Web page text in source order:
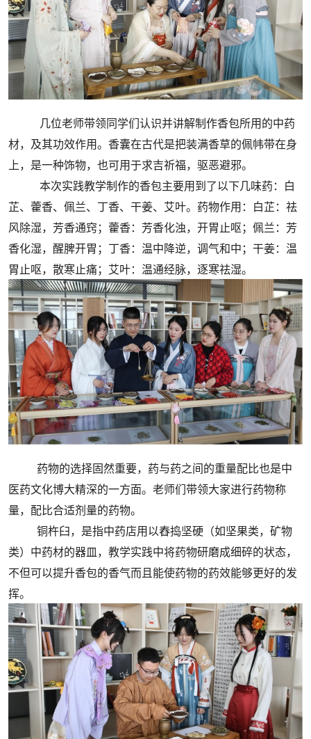
几位老师带领同学们认识并讲解制作香包所用的中药
材，及其功效作用。香囊在古代是把装满香草的佩帏带在身
上，是一种饰物，也可用于求吉祈福，驱恶避邪。
本次实践教学制作的香包主要用到了以下几味药：白
芷、藿香、佩兰、丁香、干姜、艾叶。药物作用：白芷：祛
风除湿，芳香通窍；藿香：芳香化浊，开胃止呕；佩兰：芳
香化湿，醒脾开胃；丁香：温中降逆，调气和中；干姜：温
胃止呕，散寒止痛；艾叶：温通经脉，逐寒祛湿。
药物的选择固然重要，药与药之间的重量配比也是中
医药文化博大精深的一方面。老师们带领大家进行药物称
量，配比合适剂量的药物。
铜杵臼，是指中药店用以舂捣坚硬（如坚果类，矿物
类）中药材的器皿，教学实践中将药物研磨成细碎的状态，
不但可以提升香包的香气而且能使药物的药效能够更好的发
挥。